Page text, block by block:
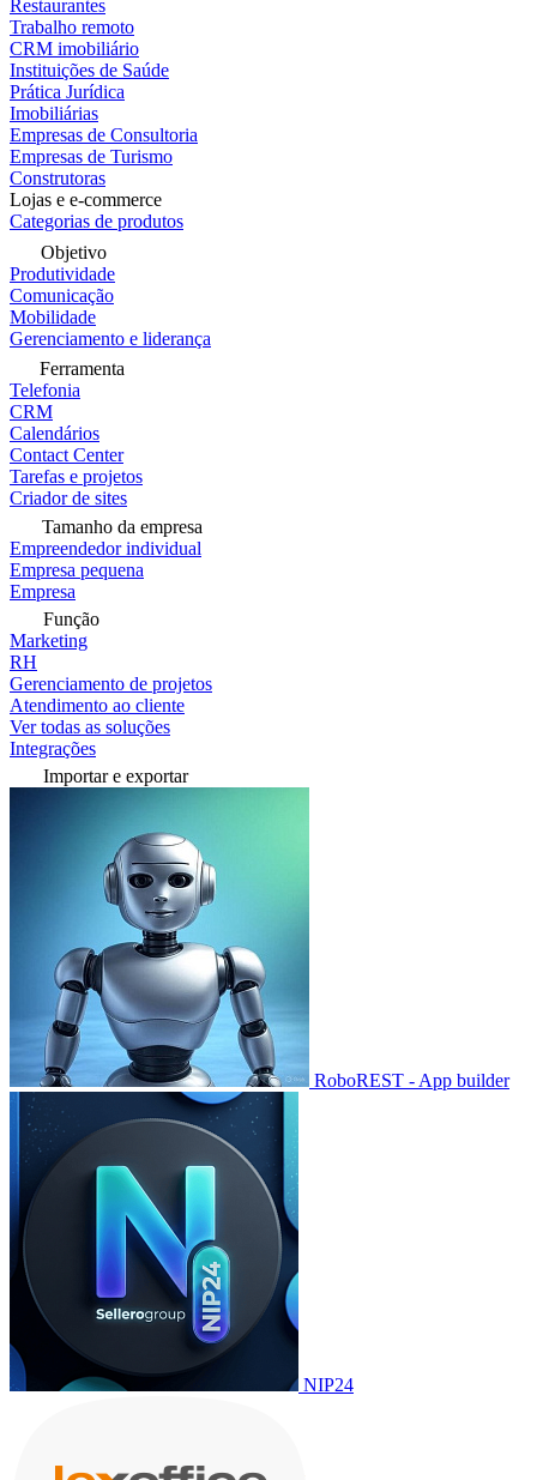
Restaurantes
Trabalho remoto
CRM imobiliário
Instituições de Saúde
Prática Jurídica
Imobiliárias
Empresas de Consultoria
Empresas de Turismo
Construtoras
Lojas e e-commerce
Categorias de produtos
Objetivo
Produtividade
Comunicação
Mobilidade
Gerenciamento e liderança
Ferramenta
Telefonia
CRM
Calendários
Contact Center
Tarefas e projetos
Criador de sites
Tamanho da empresa
Empreendedor individual
Empresa pequena
Empresa
Função
Marketing
RH
Gerenciamento de projetos
Atendimento ao cliente
Ver todas as soluções
Integrações
Importar e exportar
RoboREST - App builder
NIP24